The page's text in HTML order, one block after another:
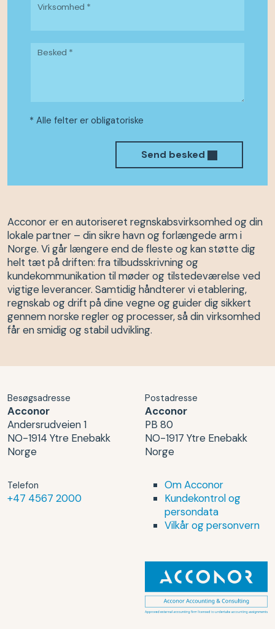
Virksomhed *
Besked *
* Alle felter er obligatoriske
Send besked
Acconor er en autoriseret regnskabsvirksomhed og din
lokale partner – din sikre havn og forlængede arm i
Norge. Vi går længere end de fleste og kan støtte dig
helt tæt på driften: fra tilbudsskrivning og
kundekommunikation til møder og tilstedeværelse ved
vigtige leverancer. Samtidig håndterer vi etablering,
regnskab og drift på dine vegne og guider dig sikkert
gennem norske regler og processer, så din virksomhed
får en smidig og stabil udvikling.
Besøgsadresse
Acconor
Andersrudveien 1
NO-1914 Ytre Enebakk
Norge
Postadresse
Acconor
PB 80
NO-1917 Ytre Enebakk
Norge
Telefon
+47 4567 2000
Om Acconor
Kundekontrol og
persondata
Vilkår og personvern